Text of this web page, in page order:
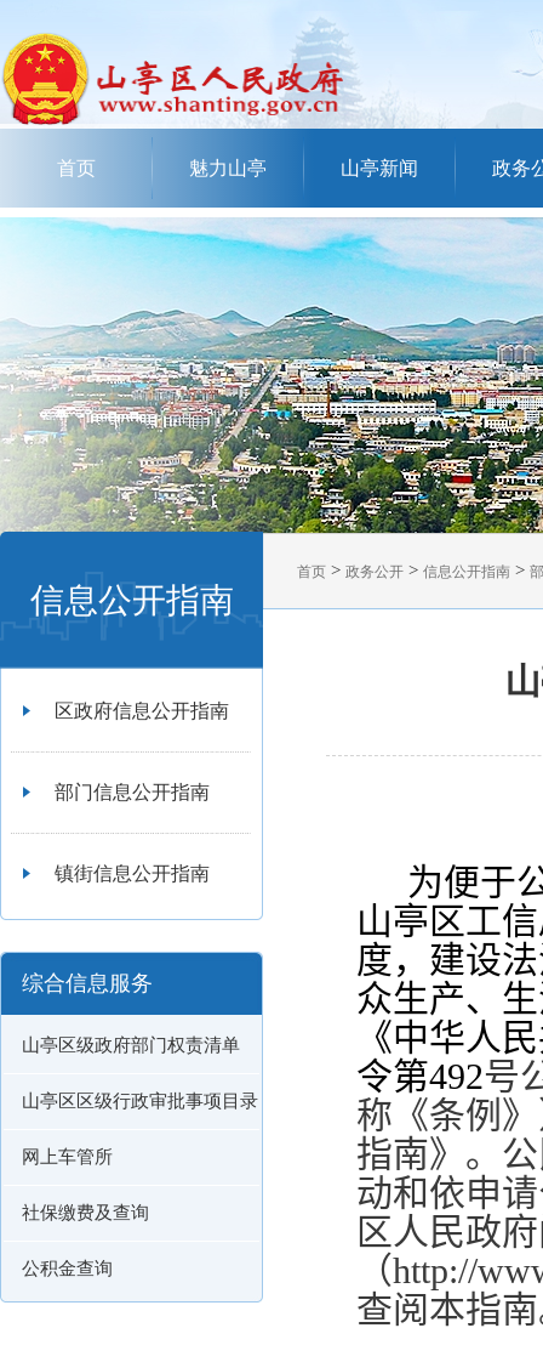
首页 魅力山亭 山亭新闻 政务
信息公开指南
区政府信息公开指南
部门信息公开指南
镇街信息公开指南
综合信息服务
山亭区级政府部门权责清单
山亭区区级行政审批事项目录
网上车管所
社保缴费及查询
公积金查询
首页 > 政务公开 > 信息公开指南 >
为便于
山亭区工
度，建设
众生产、
《中华人
令第492号
称《条例
指南》。
动和依申
区人民政
（http://
查阅本指